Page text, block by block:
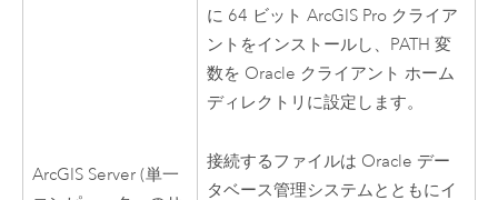
ArcGIS Server (単一
に 64 ビットArcGIS Pro クライア
ントをインストールし、PATH 変
数を Oracle クライアント ホーム
ディレクトリに設定します。
接続するファイルは Oracle デー
タベース管理システムとともにイ